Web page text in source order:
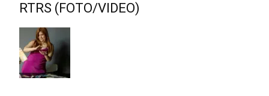
RTRS (FOTO/VIDEO)